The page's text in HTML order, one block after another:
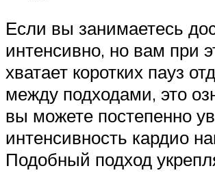
Если вы занимаетесь
интенсивно, но вам при
хватает коротких пауз
между подходами, это
вы можете постепенно
интенсивность кардио
Подобный подход